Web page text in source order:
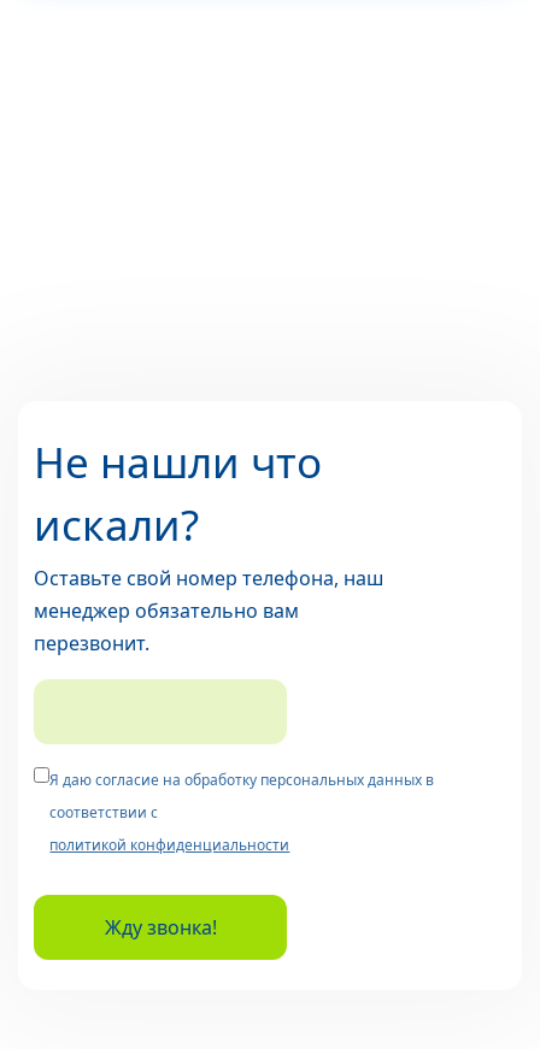
Не нашли что
искали?
Оставьте свой номер телефона, наш
менеджер обязательно вам
перезвонит.
Я даю согласие на обработку персональных данных в
соответствии с
политикой конфиденциальности